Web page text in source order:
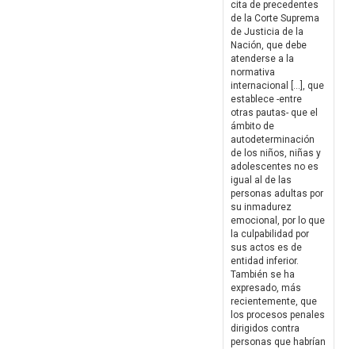
cita de precedentes
de la Corte Suprema
de Justicia de la
Nación, que debe
atenderse a la
normativa
internacional […], que
establece -entre
otras pautas- que el
ámbito de
autodeterminación
de los niños, niñas y
adolescentes no es
igual al de las
personas adultas por
su inmadurez
emocional, por lo que
la culpabilidad por
sus actos es de
entidad inferior.
También se ha
expresado, más
recientemente, que
los procesos penales
dirigidos contra
personas que habrían